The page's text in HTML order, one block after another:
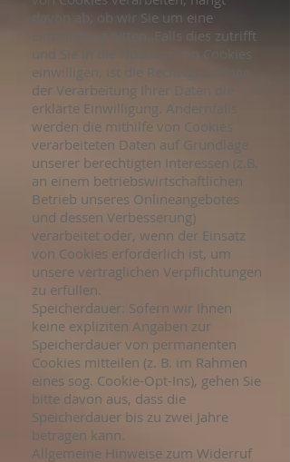
davon ab, ob wir Sie um eine
Einwilligung bitten. Falls dies zutrifft
und Sie in die Nutzung von Cookies
einwilligen, ist die Rechtsgrundlage
der Verarbeitung Ihrer Daten die
erklärte Einwilligung. Andernfalls
werden die mithilfe von Cookies
verarbeiteten Daten auf Grundlage
unserer berechtigten Interessen (z.B.
an einem betriebswirtschaftlichen
Betrieb unseres Onlineangebotes
und dessen Verbesserung)
verarbeitet oder, wenn der Einsatz
von Cookies erforderlich ist, um
unsere vertraglichen Verpflichtungen
zu erfüllen.
Speicherdauer: Sofern wir Ihnen
keine expliziten Angaben zur
Speicherdauer von permanenten
Cookies mitteilen (z. B. im Rahmen
eines sog. Cookie-Opt-Ins), gehen Sie
bitte davon aus, dass die
Speicherdauer bis zu zwei Jahre
betragen kann.
Allgemeine Hinweise zum Widerruf